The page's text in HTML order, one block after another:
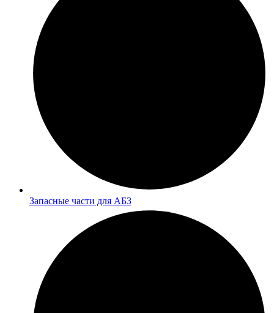
Запасные части для АБЗ